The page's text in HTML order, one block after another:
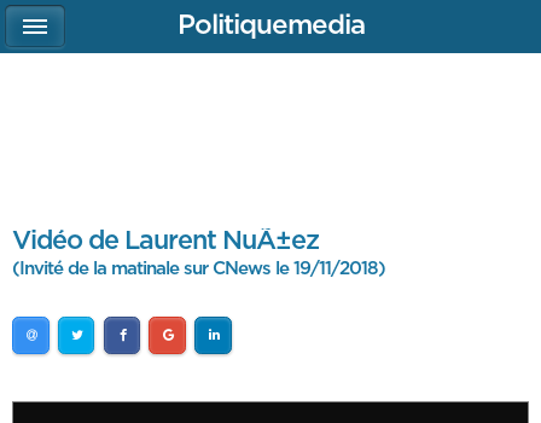
Vidéo de Laurent NuÃ±ez
(Invité de la matinale sur CNews le 19/11/2018)
Politiquemedia